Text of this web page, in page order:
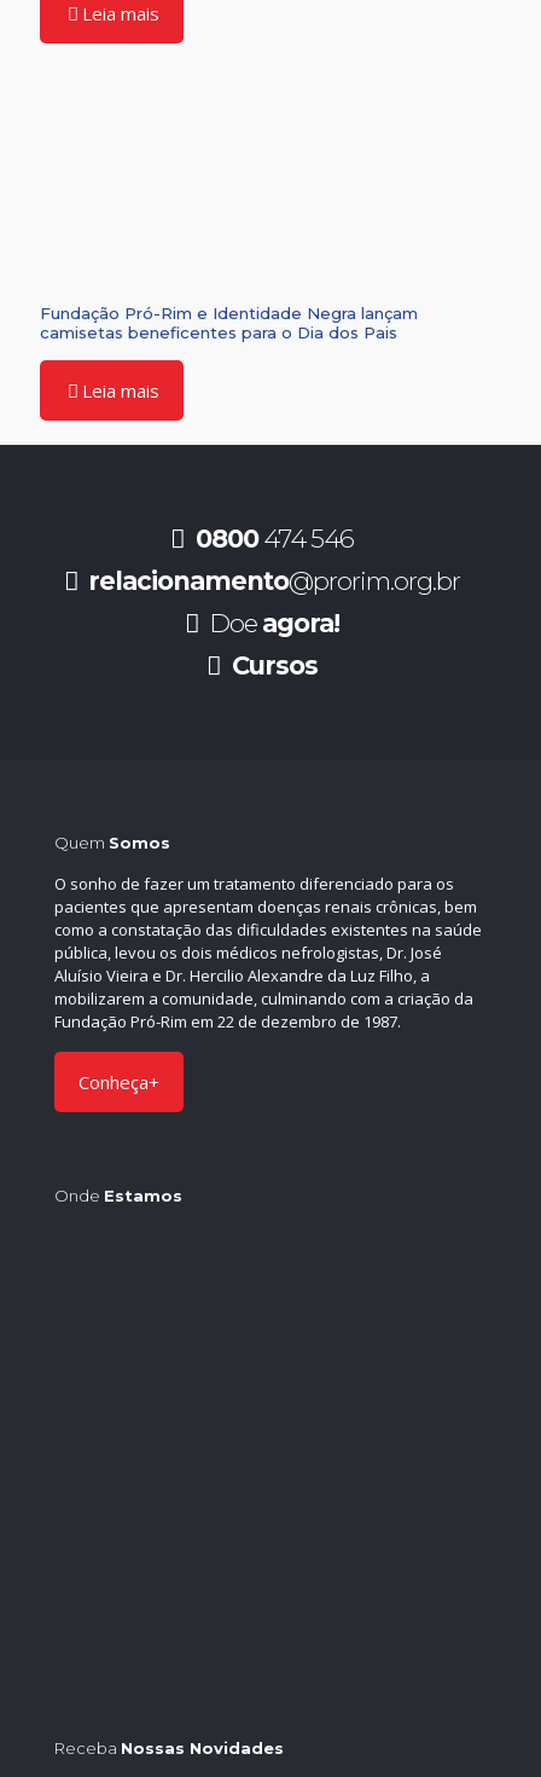
Leia mais
Fundação Pró-Rim e Identidade Negra lançam
camisetas beneficentes para o Dia dos Pais
Leia mais
0800474 546
relacionamento@prorim.org.br
Doe agora!
Cursos
Quem Somos
O sonho de fazer um tratamento diferenciado para os
pacientes que apresentam doenças renais crônicas, bem
como a constatação das dificuldades existentes na saúde
pública, levou os dois médicos nefrologistas, Dr. José
Aluísio Vieira e Dr. Hercilio Alexandre da Luz Filho, a
mobilizarem a comunidade, culminando com a criação da
Fundação Pró-Rim em 22 de dezembro de 1987.
Conheça+
Onde Estamos
Receba Nossas Novidades